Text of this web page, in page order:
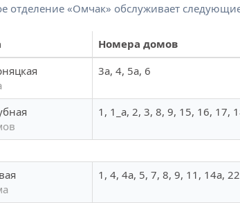
отделение «Омчак» обслуживает
Номера домов
3а, 4, 5а, 6
1, 1_а, 2, 3, 8, 9, 15, 16, 17,
1, 4, 4а, 5, 7, 8, 9, 11, 14а,